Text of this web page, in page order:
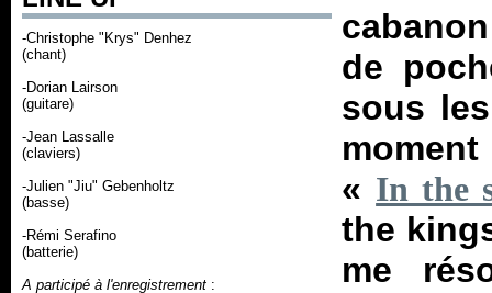
-Christophe "Krys" Denhez
(chant)
-Dorian Lairson
(guitare)
-Jean Lassalle
(claviers)
-Julien "Jiu" Gebenholtz
(basse)
-Rémi Serafino
(batterie)
A participé à l'enregistrement :
de
sous
« In the
the
me